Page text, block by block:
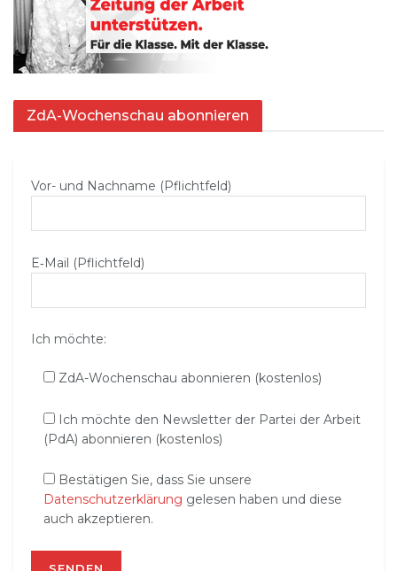
ZdA-Wochenschau abonnieren
Vor- und Nachname (Pflichtfeld)
E‑Mail (Pflichtfeld)
Ich möchte:
ZdA-Wochenschau abonnieren (kostenlos)
Ich möchte den Newsletter der Partei der Arbeit
(PdA) abonnieren (kostenlos)
Bestätigen Sie, dass Sie unsere
Datenschutzerklärung gelesen haben und diese
auch akzeptieren.